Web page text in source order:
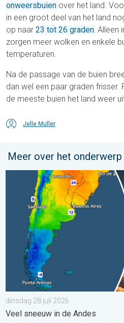
onweersbuien over het land.
in een groot deel van het land
op naar 23 tot 26 graden. Alleen
zorgen meer wolken en enkele
temperaturen.
Na de passage van de buien
dan wel een paar graden frisser.
de meeste buien het land weer
Jelle Muller
Meer over het onderwerp
Wintergroet uit het zuidelijk
dinsdag 28 juli 2026
Veel sneeuw in de Andes